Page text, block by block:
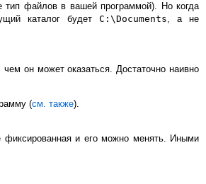
тип файлов в вашей программой). Но когда
каталог будет C:\Documents, а не
он может оказаться. Достаточно наивно
(см. также).
и его можно менять. Иными